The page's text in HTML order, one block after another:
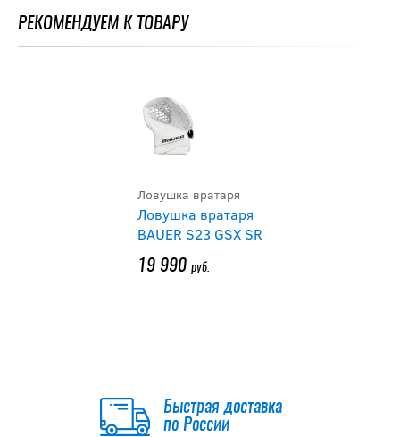
РЕКОМЕНДУЕМ К ТОВАРУ
Ловушка вратаря
Ловушка вратаря
BAUER S23 GSX SR
19 990 руб.
Быстрая доставка
по России